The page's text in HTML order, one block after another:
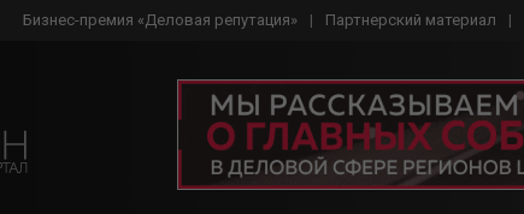
Бизнес-премия «Деловая репутация» Партнерский материал